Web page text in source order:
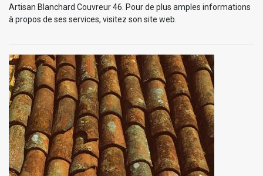
Artisan Blanchard Couvreur 46. Pour de plus amples informations
à propos de ses services, visitez son site web.